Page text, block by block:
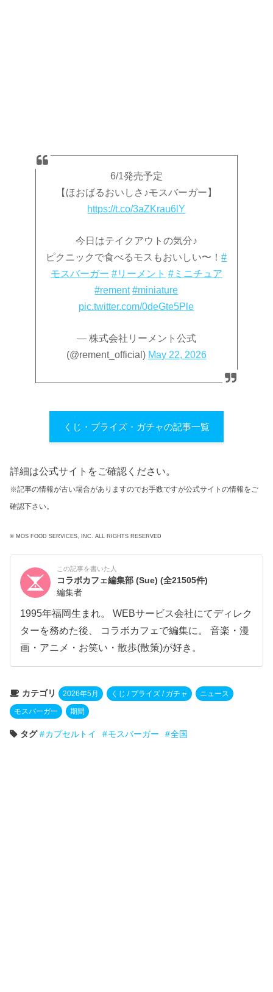
6/1発売予定
【ほおばるおいしさ♪モスバーガー】
https://t.co/3aZKrau6lY
今日はテイクアウトの気分♪
ピクニックで食べるモスもおいしい〜！#
モスバーガー #リーメント #ミニチュア
#rement #miniature
pic.twitter.com/0deGte5Ple
— 株式会社リーメント公式
(@rement_official) May 22, 2026
くじ・プライズ・ガチャの記事一覧
詳細は公式サイトをご確認ください。
※記事の情報が古い場合がありますのでお手数ですが公式サイトの情報をご
確認下さい。
© MOS FOOD SERVICES, INC. ALL RIGHTS RESERVED
この記事を書いた人
コラボカフェ編集部 (Sue)(全21505件)
編集者
1995年福岡生まれ。 WEBサービス会社にてディレク
ターを務めた後、 コラボカフェで編集に。 音楽・漫
画・アニメ・お笑い・散歩(散策)が好き。
カテゴリ 2026年5月 くじ / プライズ / ガチャ ニュース
モスバーガー 期間
タグ カプセルトイ モスバーガー 全国